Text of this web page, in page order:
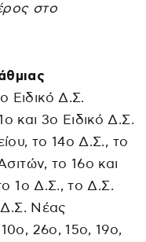
στο
Ειδικό Δ.Σ.
και 3ο Ειδικό Δ.Σ.
το 14ο Δ.Σ., το
το 16ο και
1ο Δ.Σ., το Δ.Σ.
Δ.Σ. Νέας
26ο, 15ο, 19ο,